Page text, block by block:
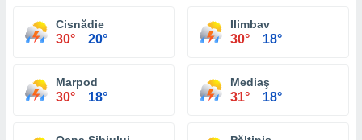
Cisnădie
30° 20°
Ilimbav
30° 18°
Marpod
30° 18°
Mediaş
31° 18°